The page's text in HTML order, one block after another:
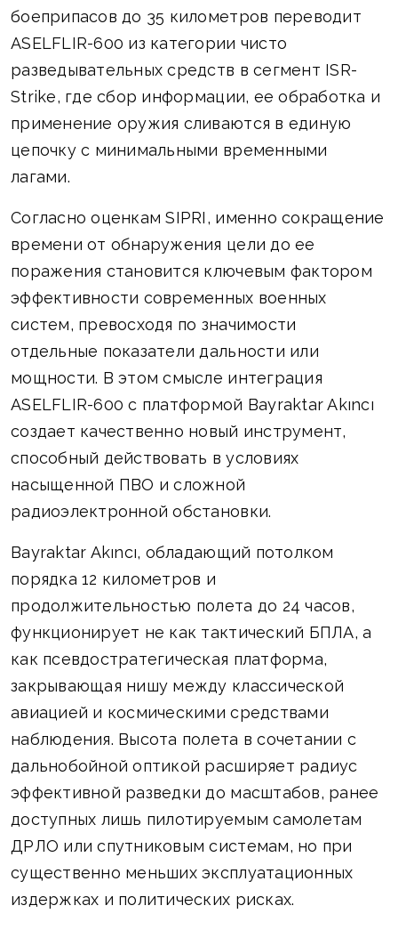
боеприпасов до 35 километров переводит
ASELFLIR-600 из категории чисто
разведывательных средств в сегмент ISR-
Strike, где сбор информации, ее обработка и
применение оружия сливаются в единую
цепочку с минимальными временными
лагами.
Согласно оценкам SIPRI, именно сокращение
времени от обнаружения цели до ее
поражения становится ключевым фактором
эффективности современных военных
систем, превосходя по значимости
отдельные показатели дальности или
мощности. В этом смысле интеграция
ASELFLIR-600 с платформой Bayraktar Akıncı
создает качественно новый инструмент,
способный действовать в условиях
насыщенной ПВО и сложной
радиоэлектронной обстановки.
Bayraktar Akıncı, обладающий потолком
порядка 12 километров и
продолжительностью полета до 24 часов,
функционирует не как тактический БПЛА, а
как псевдостратегическая платформа,
закрывающая нишу между классической
авиацией и космическими средствами
наблюдения. Высота полета в сочетании с
дальнобойной оптикой расширяет радиус
эффективной разведки до масштабов, ранее
доступных лишь пилотируемым самолетам
ДРЛО или спутниковым системам, но при
существенно меньших эксплуатационных
издержках и политических рисках.